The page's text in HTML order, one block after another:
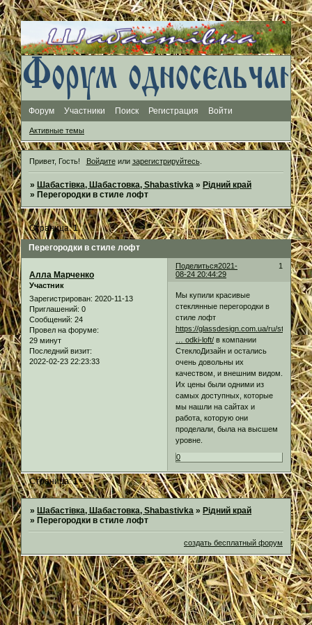
Форум Участники Поиск Регистрация Войти
Активные темы
Привет, Гость! Войдитеили зарегистрируйтесь.
»Шабастівка, Шабастовка, Shabastivka »Рідний край
»Перегородки в стиле лофт
Перегородки в стиле лофт
Страница:1
Поделиться 1
2021-
08-24 20:44:29
Алла Марченко
Участник
Зарегистрирован: 2020-11-13
Приглашений: 0
Сообщений: 24
Провел на форуме:
29 минут
Последний визит:
2022-02-23 22:23:33
Мы купили красивые
стеклянные перегородки в
стиле лофт
https://glassdesign.com.ua/ru/stekljann
… odki-loft/ в компании
СтеклоДизайн и остались
очень довольны их
качеством, и внешним видом.
Их цены были одними из
самых доступных, которые
мы нашли на сайтах и
работа, которую они
проделали, была на высшем
уровне.
0
Страница:1
» Шабастівка, Шабастовка, Shabastivka » Рідний край
» Перегородки в стиле лофт
создать бесплатный форум